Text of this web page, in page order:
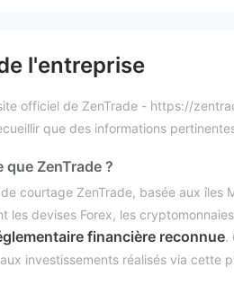
l'entreprise
officiel de ZenTrade - https://
que des informations
que ZenTrade ?
courtage ZenTrade, basée aux îles
les devises Forex, les
financière reconnue.
investissements réalisés via cette